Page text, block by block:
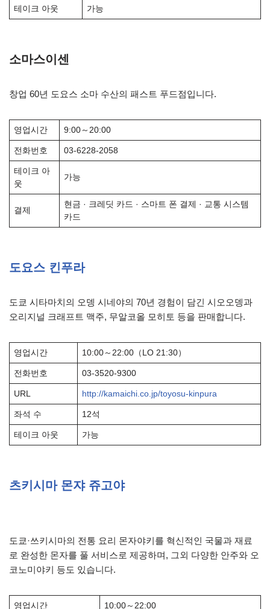
테이크 아웃 가능
소마스이센
창업 60년 도요스 소마 수산의 패스트 푸드점입니다.
영업시간 9:00～20:00
전화번호 03-6228-2058
테이크 아
웃
가능
결제
현금 · 크레딧 카드 · 스마트 폰 결제 · 교통 시스템
카드
도요스 킨푸라
도쿄 시타마치의 오뎅 시네야의 70년 경험이 담긴 시오오뎅과
오리지널 크래프트 맥주, 무알코올 모히토 등을 판매합니다.
영업시간 10:00～22:00（LO 21:30）
전화번호 03-3520-9300
URL http://kamaichi.co.jp/toyosu-kinpura
좌석 수 12석
테이크 아웃 가능
츠키시마 몬쟈 쥬고야
도쿄·쓰키시마의 전통 요리 몬자야키를 혁신적인 국물과 재료
로 완성한 몬자를 풀 서비스로 제공하며, 그외 다양한 안주와 오
코노미야키 등도 있습니다.
영업시간 10:00～22:00